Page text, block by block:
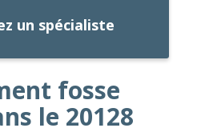
un spécialiste
fosse
le 20128